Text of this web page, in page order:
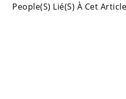
People(S) Lié(S) À Cet